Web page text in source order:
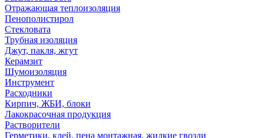
Отражающая теплоизоляция
Пенополистирол
Стекловата
Трубная изоляция
Джут, пакля, жгут
Керамзит
Шумоизоляция
Инструмент
Расходники
Кирпич, ЖБИ, блоки
Лакокрасочная продукция
Растворители
Герметики, клей, пена монтажная, жидкие гвозди